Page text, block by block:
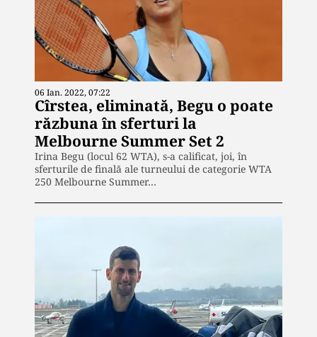
06 Ian. 2022, 07:22
Cîrstea, eliminată, Begu o poate
răzbuna în sferturi la
Melbourne Summer Set 2
Irina Begu (locul 62 WTA), s-a calificat, joi, în
sferturile de finală ale turneului de categorie WTA
250 Melbourne Summer…